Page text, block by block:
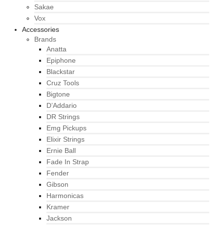
Sakae
Vox
Accessories
Brands
Anatta
Epiphone
Blackstar
Cruz Tools
Bigtone
D’Addario
DR Strings
Emg Pickups
Elixir Strings
Ernie Ball
Fade In Strap
Fender
Gibson
Harmonicas
Kramer
Jackson